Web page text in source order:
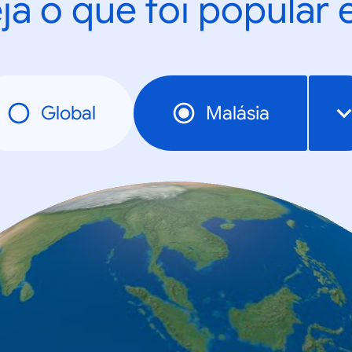
o que foi popular
Global Malásia